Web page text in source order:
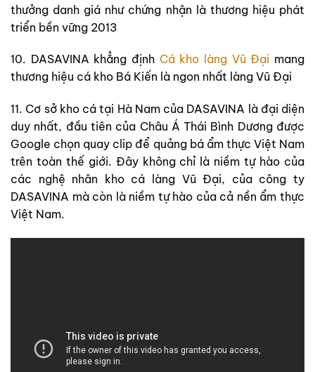
thưởng danh giá như chứng nhận là thương hiệu phát
triển bền vững 2013
10. DASAVINA khẳng định Cá kho làng Vũ Đại mang
thương hiệu cá kho Bá Kiến là ngon nhất làng Vũ Đại
11. Cơ sở kho cá tại Hà Nam của DASAVINA là đại diện
duy nhất, đầu tiên của Châu Á Thái Bình Dương được
Google chọn quay clip để quảng bá ẩm thực Việt Nam
trên toàn thế giới. Đây không chỉ là niềm tự hào của
các nghệ nhân kho cá làng Vũ Đại, của công ty
DASAVINA mà còn là niềm tự hào của cả nền ẩm thực
Việt Nam.